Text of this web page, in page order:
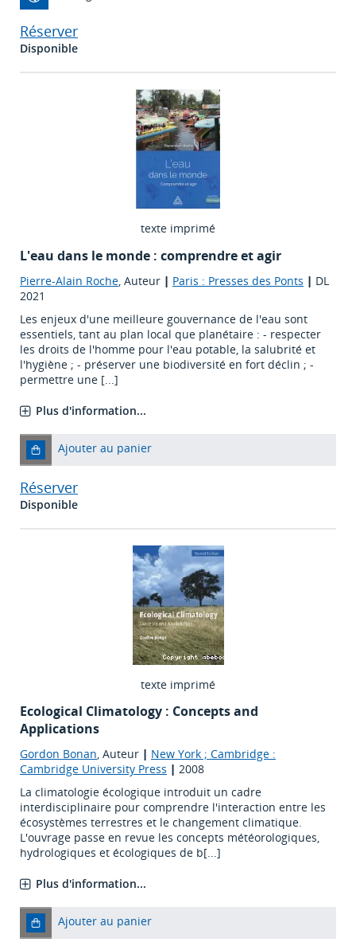
Réserver
Disponible
texte imprimé
L'eau dans le monde : comprendre et agir
Pierre-Alain Roche, Auteur | Paris : Presses des Ponts | DL
2021
Les enjeux d'une meilleure gouvernance de l'eau sont
essentiels, tant au plan local que planétaire : - respecter
les droits de l'homme pour l'eau potable, la salubrité et
l'hygiène ; - préserver une biodiversité en fort déclin ; -
permettre une [...]
Plus d'information...
Ajouter au panier
Réserver
Disponible
texte imprimé
Ecological Climatology : Concepts and
Applications
Gordon Bonan, Auteur | New York ; Cambridge :
Cambridge University Press | 2008
La climatologie écologique introduit un cadre
interdisciplinaire pour comprendre l'interaction entre les
écosystèmes terrestres et le changement climatique.
L'ouvrage passe en revue les concepts météorologiques,
hydrologiques et écologiques de b[...]
Plus d'information...
Ajouter au panier